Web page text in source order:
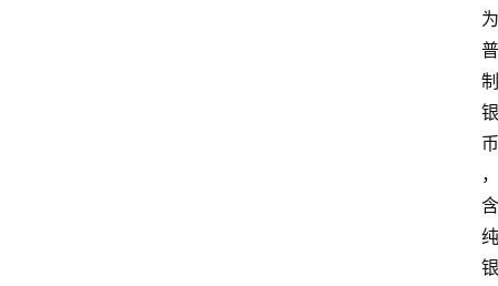
为
普
制
银
币
，
含
纯
银